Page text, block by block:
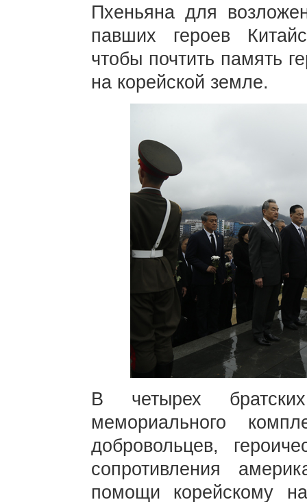
Пхеньяна для
павших героев
чтобы почтить память
на корейской земле.
В четырех
мемориального
добровольцев,
сопротивления
помощи корейскому